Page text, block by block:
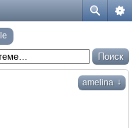
amelina ↓